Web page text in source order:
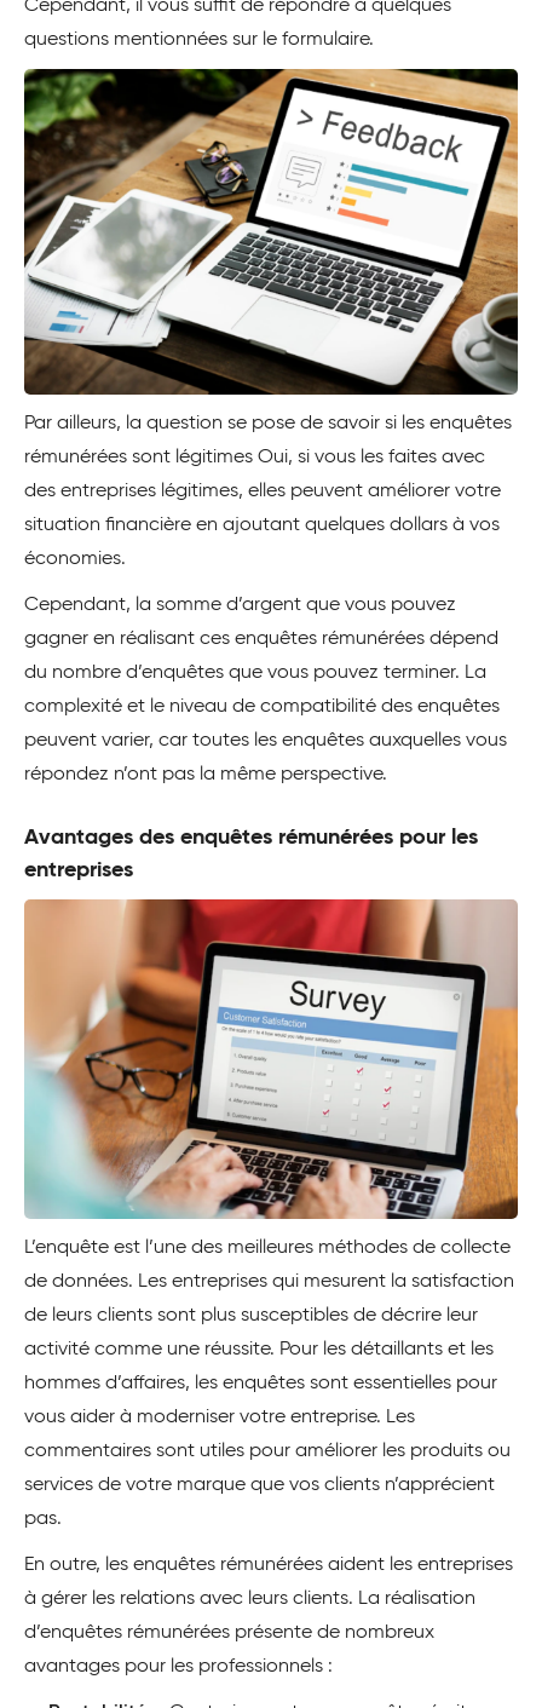
Cependant, il vous suffit de répondre à quelques
questions mentionnées sur le formulaire.
Par ailleurs, la question se pose de savoir si les enquêtes
rémunérées sont légitimes Oui, si vous les faites avec
des entreprises légitimes, elles peuvent améliorer votre
situation financière en ajoutant quelques dollars à vos
économies.
Cependant, la somme d’argent que vous pouvez
gagner en réalisant ces enquêtes rémunérées dépend
du nombre d’enquêtes que vous pouvez terminer. La
complexité et le niveau de compatibilité des enquêtes
peuvent varier, car toutes les enquêtes auxquelles vous
répondez n’ont pas la même perspective.
Avantages des enquêtes rémunérées pour les
entreprises
L’enquête est l’une des meilleures méthodes de collecte
de données. Les entreprises qui mesurent la satisfaction
de leurs clients sont plus susceptibles de décrire leur
activité comme une réussite. Pour les détaillants et les
hommes d’affaires, les enquêtes sont essentielles pour
vous aider à moderniser votre entreprise. Les
commentaires sont utiles pour améliorer les produits ou
services de votre marque que vos clients n’apprécient
pas.
En outre, les enquêtes rémunérées aident les entreprises
à gérer les relations avec leurs clients. La réalisation
d’enquêtes rémunérées présente de nombreux
avantages pour les professionnels :